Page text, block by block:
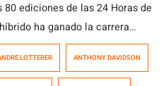
80 ediciones de las 24 Horas de
ha ganado la carrera
R18 e-tron quattro, vehículo
LOTTERER ANTHONY DAVIDSON